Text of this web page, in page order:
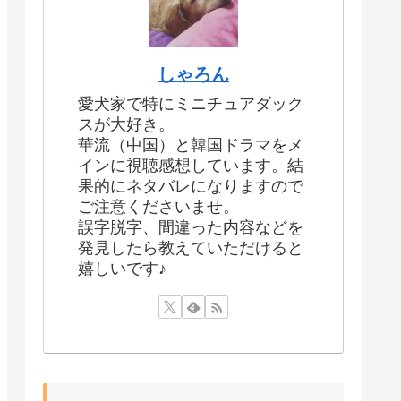
しゃろん
愛犬家で特にミニチュアダック
スが大好き。
華流（中国）と韓国ドラマをメ
インに視聴感想しています。結
果的にネタバレになりますので
ご注意くださいませ。
誤字脱字、間違った内容などを
発見したら教えていただけると
嬉しいです♪